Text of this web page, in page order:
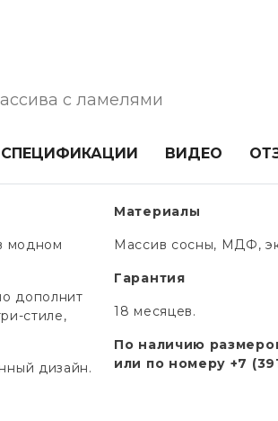
с ламелями
СПЕЦИФИКАЦИИ ВИДЕО
модном
дополнит
стиле,
дизайн.
Материалы
Массив сосны, МДФ,
Гарантия
18 месяцев.
По наличию
или по номеру +7